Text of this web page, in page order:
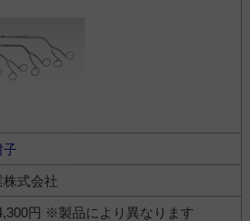
子
株式会社
円 ※製品により異なります